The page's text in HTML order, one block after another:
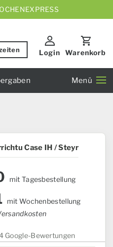
Login Warenkorb
Menü
Case IH / Steyr
mit Tagesbestellung
mit Wochenbestellung
Google-Bewertungen